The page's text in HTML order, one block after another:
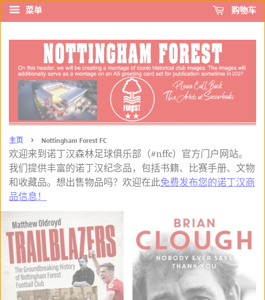
菜单 购物车
主页 › Nottingham Forest FC
欢迎来到诺丁汉森林足球俱乐部（#nffc）官方门户网站。
我们提供丰富的诺丁汉纪念品，包括书籍、比赛手册、文物
和收藏品。想出售物品吗？欢迎在此免费发布您的诺丁汉商
品信息！